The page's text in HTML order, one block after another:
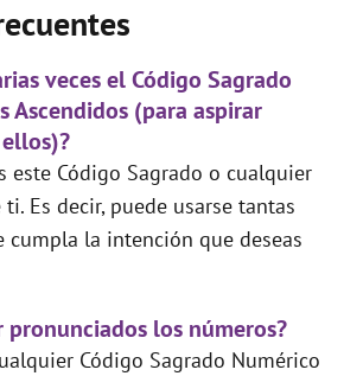
veces el Código Sagrado
Ascendidos (para aspirar
este Código Sagrado o cualquier
Es decir, puede usarse tantas
cumpla la intención que deseas
pronunciados los números?
Código Sagrado Numérico